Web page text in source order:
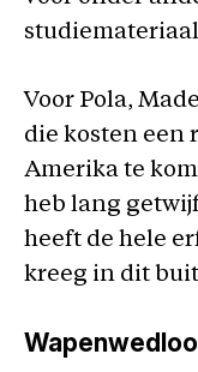
Voor Pola,
die kosten een
Amerika te
heb lang
heeft de hele
kreeg in dit